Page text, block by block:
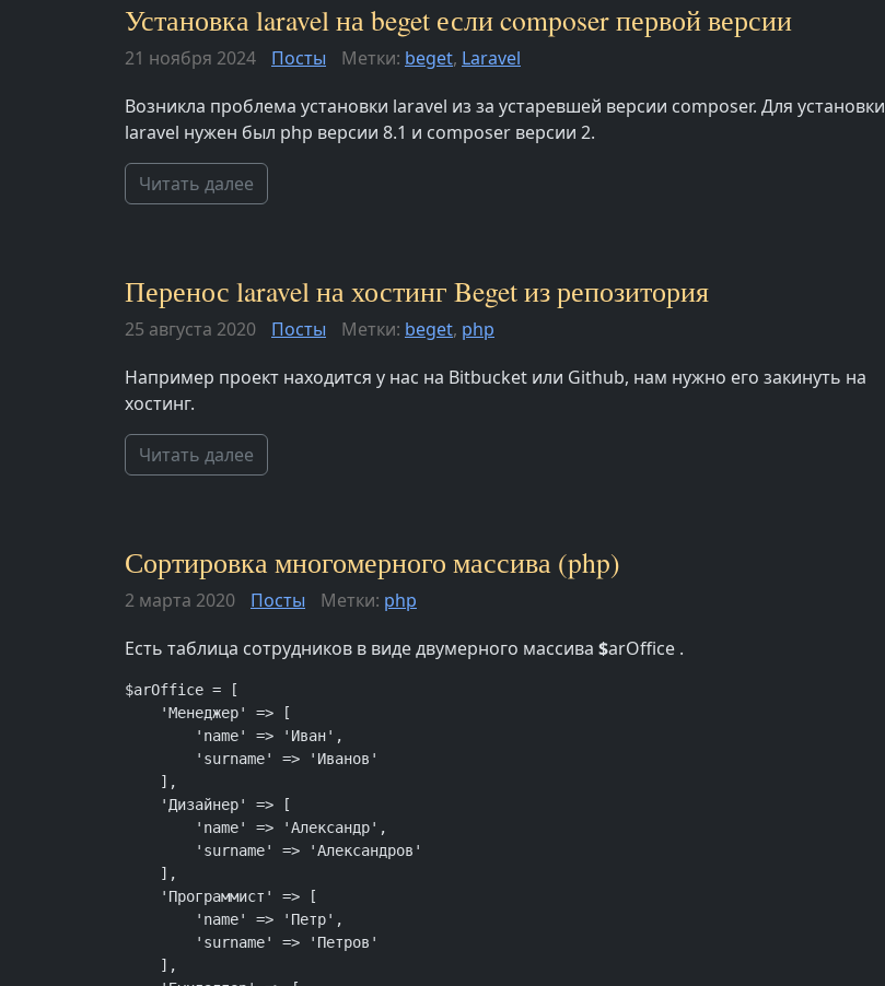
Установка laravel на beget если composer первой версии
21 ноября 2024 Посты Метки: beget, Laravel
Возникла проблема установки laravel из за устаревшей версии composer. Для установки
laravel нужен был php версии 8.1 и composer версии 2.
Читать далее
Перенос laravel на хостинг Beget из репозитория
25 августа 2020 Посты Метки: beget, php
Например проект находится у нас на Bitbucket или Github, нам нужно его закинуть на
хостинг.
Читать далее
Сортировка многомерного массива (php)
2 марта 2020 Посты Метки: php
Есть таблица сотрудников в виде двумерного массива $arOffice .
$arOffice = [